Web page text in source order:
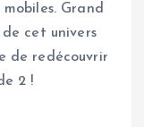
Grand
cet univers
de redécouvrir
2 !